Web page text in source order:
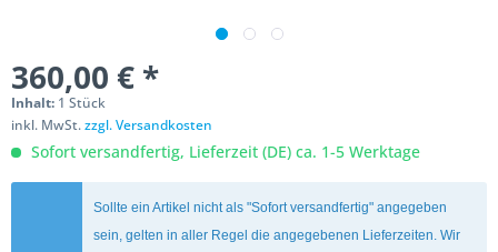
360,00 € *
Inhalt: 1 Stück
inkl. MwSt.zzgl. Versandkosten
Sofort versandfertig, Lieferzeit (DE) ca. 1-5 Werktage
Sollte ein Artikel nicht als "Sofort versandfertig" angegeben
sein, gelten in aller Regel die angegebenen Lieferzeiten. Wir